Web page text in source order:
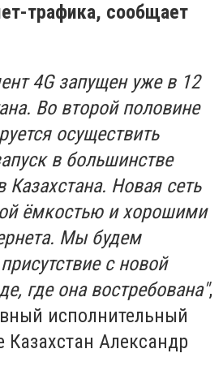
трафика, сообщает
4G запущен уже в 12
Во второй половине
осуществить
в большинстве
Казахстана. Новая сеть
ёмкостью и хорошими
Мы будем
с новой
где она востребована",
исполнительный
Казахстан Александр